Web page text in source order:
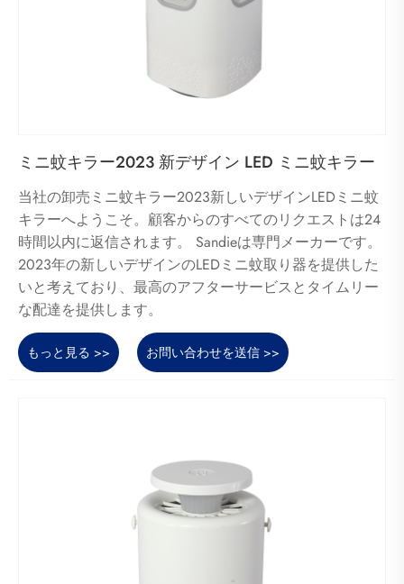
ミニ蚊キラー2023 新デザイン LED ミニ蚊キラー
当社の卸売ミニ蚊キラー2023新しいデザインLEDミニ蚊
キラーへようこそ。顧客からのすべてのリクエストは24
時間以内に返信されます。 Sandieは専門メーカーです。
2023年の新しいデザインのLEDミニ蚊取り器を提供した
いと考えており、最高のアフターサービスとタイムリー
な配達を提供します。
もっと見る >> お問い合わせを送信 >>